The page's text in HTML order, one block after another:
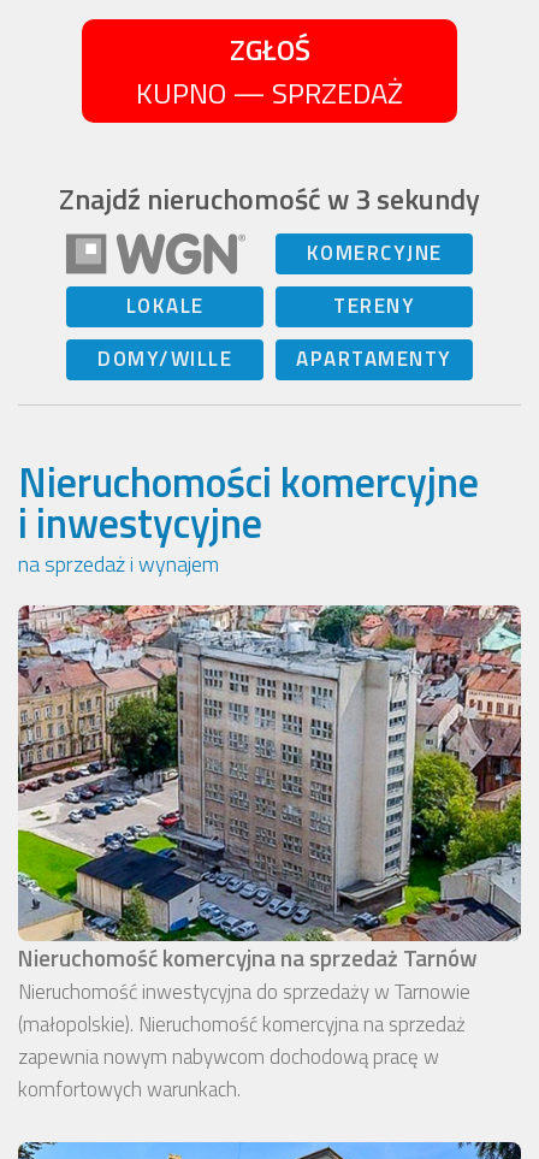
ZGŁOŚ
KUPNO — SPRZEDAŻ
Znajdź nieruchomość w 3 sekundy
KOMERCYJNE
LOKALE
TERENY
DOMY/WILLE
APARTAMENTY
Nieruchomości komercyjne
i inwestycyjne
na sprzedaż i wynajem
Nieruchomość komercyjna na sprzedaż Tarnów
Nieruchomość inwestycyjna do sprzedaży w Tarnowie
(małopolskie). Nieruchomość komercyjna na sprzedaż
zapewnia nowym nabywcom dochodową pracę w
komfortowych warunkach.